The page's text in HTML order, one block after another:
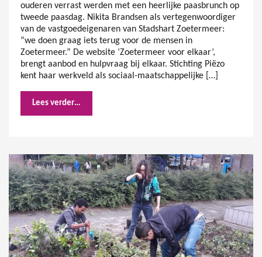
ouderen verrast werden met een heerlijke paasbrunch op
tweede paasdag. Nikita Brandsen als vertegenwoordiger
van de vastgoedeigenaren van Stadshart Zoetermeer:
“we doen graag iets terug voor de mensen in
Zoetermeer.” De website ‘Zoetermeer voor elkaar’,
brengt aanbod en hulpvraag bij elkaar. Stichting Piëzo
kent haar werkveld als sociaal-maatschappelijke […]
Lees verder…